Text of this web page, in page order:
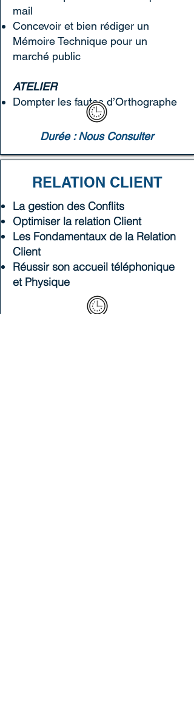
mail
Concevoir et bien rédiger un
Mémoire Technique pour un
marché public
ATELIER
Dompter les fautes d’Orthographe
Durée : Nous Consulter
RELATION CLIENT
La gestion des Conflits
Optimiser la relation Client
Les Fondamentaux de la Relation
Client
Réussir son accueil téléphonique
et Physique